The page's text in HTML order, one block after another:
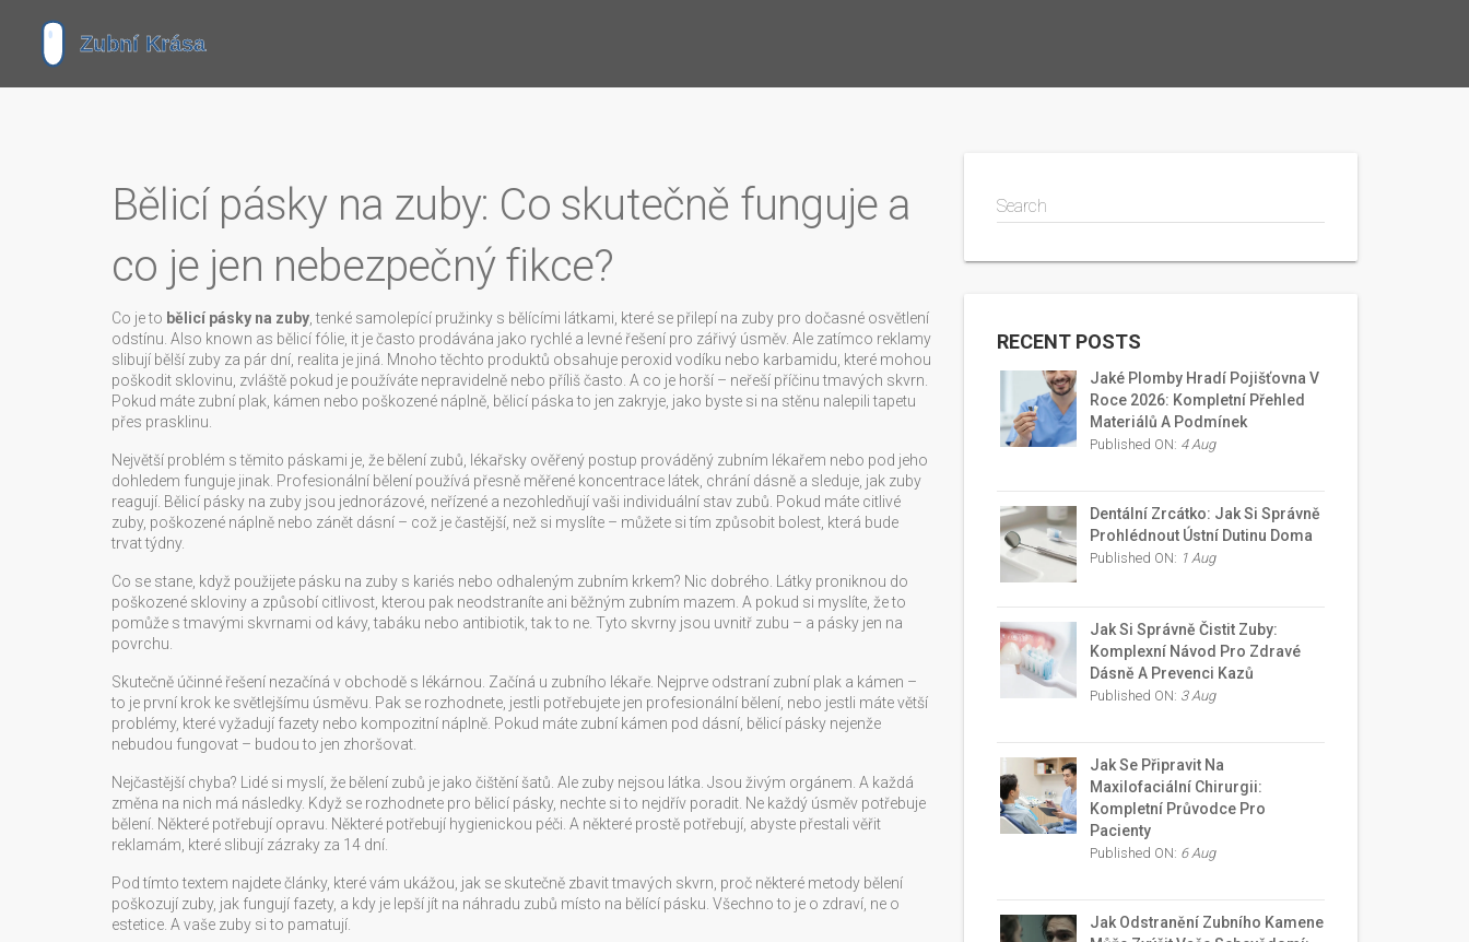
Bělicí pásky na zuby: Co skutečně funguje a
co je jen nebezpečný fikce?
Co je to bělicí pásky na zuby ,tenké samolepící pružinky s bělícími látkami, které se přilepí na zuby pro dočasné osvětlení
odstínu . Also known as bělicí fólie , it je často prodávána jako rychlé a levné řešení pro zářivý úsměv. Ale zatímco reklamy
slibují bělší zuby za pár dní, realita je jiná. Mnoho těchto produktů obsahuje peroxid vodíku nebo karbamidu, které mohou
poškodit sklovinu, zvláště pokud je používáte nepravidelně nebo příliš často. A co je horší – neřeší příčinu tmavých skvrn.
Pokud máte zubní plak, kámen nebo poškozené náplně, bělicí páska to jen zakryje, jako byste si na stěnu nalepili tapetu
přes prasklinu.
Největší problém s těmito páskami je, že bělení zubů
lékařsky ověřený postup prováděný zubním lékařem nebo pod jeho
dohledem funguje jinak. Profesionální bělení používá přesně měřené koncentrace látek, chrání dásně a sleduje, jak zuby
reagují. Bělicí pásky na zuby jsou jednorázové, neřízené a nezohledňují vaši individuální stav zubů. Pokud máte citlivé
zuby, poškozené náplně nebo zánět dásní – což je častější, než si myslíte – můžete si tím způsobit bolest, která bude
trvat týdny.
Co se stane, když použijete pásku na zuby s kariés nebo odhaleným zubním krkem? Nic dobrého. Látky proniknou do
poškozené skloviny a způsobí citlivost, kterou pak neodstraníte ani běžným zubním mazem. A pokud si myslíte, že to
pomůže s tmavými skvrnami od kávy, tabáku nebo antibiotik, tak to ne. Tyto skvrny jsou uvnitř zubu – a pásky jen na
povrchu.
Skutečně účinné řešení nezačíná v obchodě s lékárnou. Začíná u zubního lékaře. Nejprve odstraní zubní plak a kámen –
to je první krok ke světlejšímu úsměvu. Pak se rozhodnete, jestli potřebujete jen profesionální bělení, nebo jestli máte větší
problémy, které vyžadují fazety nebo kompozitní náplně. Pokud máte zubní kámen pod dásní, bělicí pásky nejenže
nebudou fungovat – budou to jen zhoršovat.
Nejčastější chyba? Lidé si myslí, že bělení zubů je jako čištění šatů. Ale zuby nejsou látka. Jsou živým orgánem. A každá
změna na nich má následky. Když se rozhodnete pro bělicí pásky, nechte si to nejdřív poradit. Ne každý úsměv potřebuje
bělení. Některé potřebují opravu. Některé potřebují hygienickou péči. A některé prostě potřebují, abyste přestali věřit
reklamám, které slibují zázraky za 14 dní.
Pod tímto textem najdete články, které vám ukážou, jak se skutečně zbavit tmavých skvrn, proč některé metody bělení
poškozují zuby, jak fungují fazety, a kdy je lepší jít na náhradu zubů místo na bělící pásku. Všechno to je o zdraví, ne o
estetice. A vaše zuby si to pamatují.
Search
RECENT POSTS
Jaké Plomby Hradí Pojišťovna V
Roce 2026: Kompletní Přehled
Materiálů A Podmínek
Published ON: 4 Aug
Dentální Zrcátko: Jak Si Správně
Prohlédnout Ústní Dutinu Doma
Published ON: 1 Aug
Jak Si Správně Čistit Zuby:
Komplexní Návod Pro Zdravé
Dásně A Prevenci Kazů
Published ON: 3 Aug
Jak Se Připravit Na
Maxilofaciální Chirurgii:
Kompletní Průvodce Pro
Pacienty
Published ON: 6 Aug
Jak Odstranění Zubního Kamene